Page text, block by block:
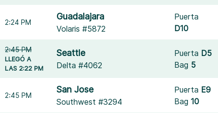
2:24 PM
Guadalajara
Volaris #5872
Puerta
D10
2:45 PM
LLEGÓ A
LAS 2:22 PM
Seattle
Delta #4062
Puerta D5
Bag 5
2:45 PM
San Jose
Southwest #3294
Puerta E9
Bag10